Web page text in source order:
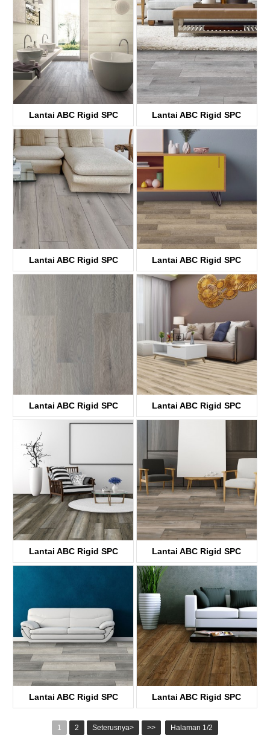
Lantai ABC Rigid SPC
KTV8035
Lantai ABC Rigid SPC
KTV4058
Lantai ABC Rigid SPC
KTV8036
Lantai ABC Rigid SPC
KTV8029
Lantai ABC Rigid SPC
KTV4038
Lantai ABC Rigid SPC
KTV8030
Lantai ABC Rigid SPC Lantai ABC Rigid SPC
KTV8031
Lantai ABC Rigid SPC Lantai ABC Rigid SPC
1 2 Seterusnya> >> Halaman 1/2